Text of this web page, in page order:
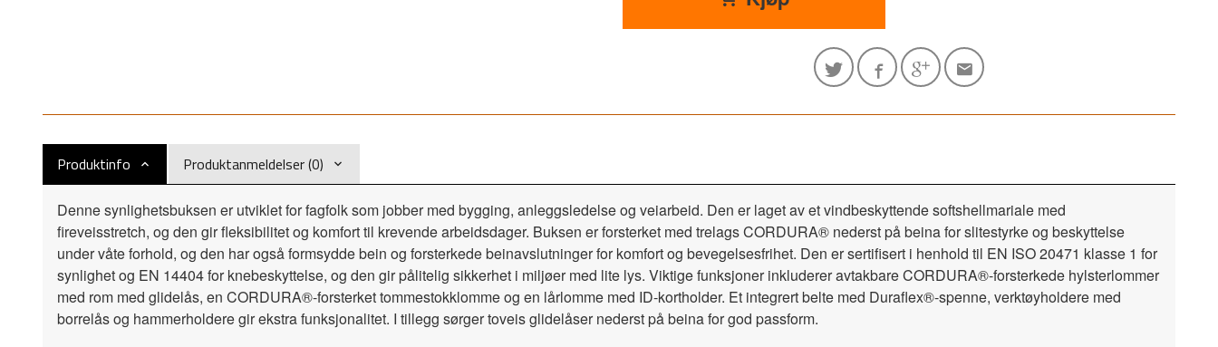
Produktinfo Produktanmeldelser (0)
Denne synlighetsbuksen er utviklet for fagfolk som jobber med bygging, anleggsledelse og veiarbeid. Den er laget av et vindbeskyttende softshellmariale med
fireveisstretch, og den gir fleksibilitet og komfort til krevende arbeidsdager. Buksen er forsterket med trelags CORDURA® nederst på beina for slitestyrke og beskyttelse
under våte forhold, og den har også formsydde bein og forsterkede beinavslutninger for komfort og bevegelsesfrihet. Den er sertifisert i henhold til EN ISO 20471 klasse 1 for
synlighet og EN 14404 for knebeskyttelse, og den gir pålitelig sikkerhet i miljøer med lite lys. Viktige funksjoner inkluderer avtakbare CORDURA®-forsterkede hylsterlommer
med rom med glidelås, en CORDURA®-forsterket tommestokklomme og en lårlomme med ID-kortholder. Et integrert belte med Duraflex®-spenne, verktøyholdere med
borrelås og hammerholdere gir ekstra funksjonalitet. I tillegg sørger toveis glidelåser nederst på beina for god passform.